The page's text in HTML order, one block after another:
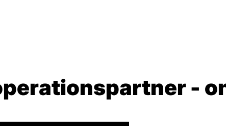
-